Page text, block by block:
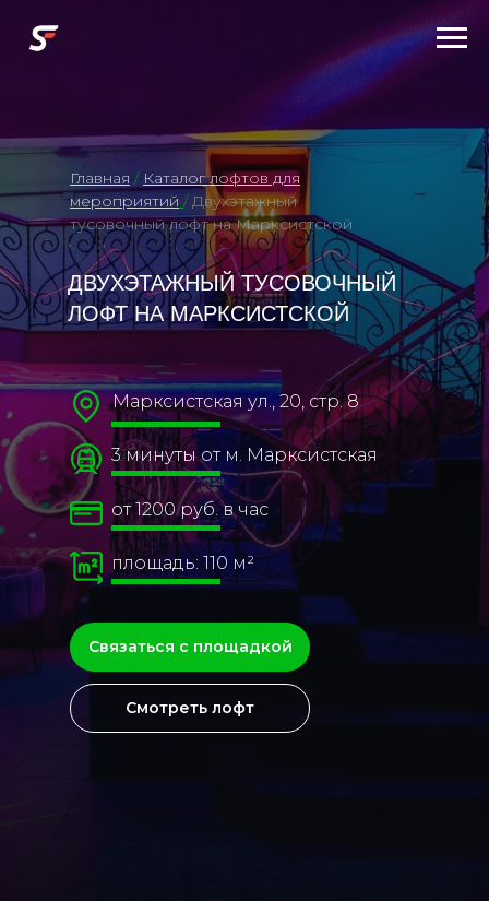
ДВУХЭТАЖНЫЙ ТУСОВОЧНЫЙ
ЛОФТ НА МАРКСИСТСКОЙ
Марксистская ул., 20, стр. 8
Связаться с площадкой
3 минуты от м. Марксистская
Смотреть лофт
от 1200 руб. в час
площадь: 110 м²
Главная / Каталог лофтов для
мероприятий /Двухэтажный
тусовочный лофт на Марксистской